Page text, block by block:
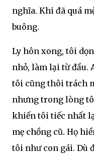
nghĩa. Khi đã quá
buông.
Ly hôn xong, tôi
nhỏ, làm lại từ đầu.
tôi cũng thôi trách
nhưng trong lòng
khiến tôi tiếc nhất
mẹ chồng cũ. Họ
tôi như con gái. Dù